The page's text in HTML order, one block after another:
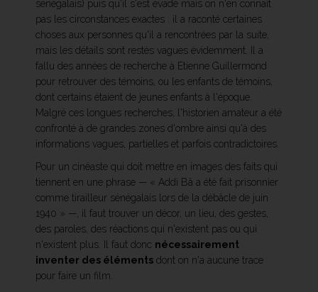
sénégalais) puis qu'il s'est évadé mais on n'en connaît
pas les circonstances exactes : il a raconté certaines
choses aux personnes qu'il a rencontrées par la suite,
mais les détails sont restés vagues évidemment. Il a
fallu des années de recherche à Etienne Guillermond
pour retrouver des témoins, ou les enfants de témoins,
dont certains étaient de jeunes enfants à l'époque.
Malgré ces longues recherches, l'historien amateur a été
confronté à de grandes zones d'ombre ainsi qu'à des
informations vagues, partielles et parfois contradictoires.
Pour un cinéaste qui doit mettre en images des faits qui
tiennent en une phrase — « Addi Bâ a été fait prisonnier
comme tirailleur sénégalais lors de la débâcle de juin
1940 » —, il faut trouver un décor, un lieu, des gestes,
des paroles, des réactions qui n'existent pas ou qui
n'existent plus. Il faut donc nécessairement
inventer des éléments dont on n'a aucune trace
pour faire un film.